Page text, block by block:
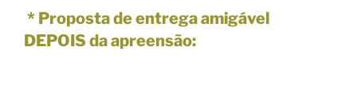
* Proposta de entrega amigável
DEPOIS da apreensão: